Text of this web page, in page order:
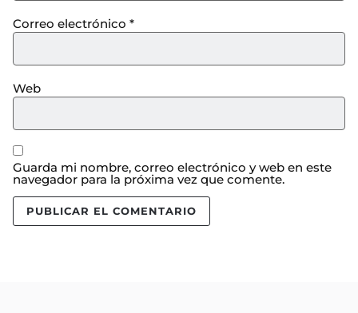
Correo electrónico *
Web
Guarda mi nombre, correo electrónico y web en este
navegador para la próxima vez que comente.